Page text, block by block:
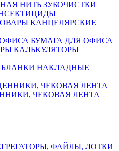
НИТЬ ЗУБОЧИСТКИ
КАНЦЕЛЯРСКИЕ
БУМАГА ДЛЯ ОФИСА
КАЛЬКУЛЯТОРЫ
НАКЛАДНЫЕ
ЧЕКОВАЯ ЛЕНТА
ФАЙЛЫ, ЛОТКИ